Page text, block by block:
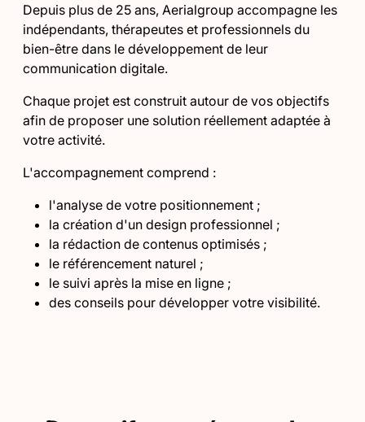
Depuis plus de 25 ans, Aerialgroup accompagne les
indépendants, thérapeutes et professionnels du
bien-être dans le développement de leur
communication digitale.
Chaque projet est construit autour de vos objectifs
afin de proposer une solution réellement adaptée à
votre activité.
L'accompagnement comprend :
l'analyse de votre positionnement ;
la création d'un design professionnel ;
la rédaction de contenus optimisés ;
le référencement naturel ;
le suivi après la mise en ligne ;
des conseils pour développer votre visibilité.